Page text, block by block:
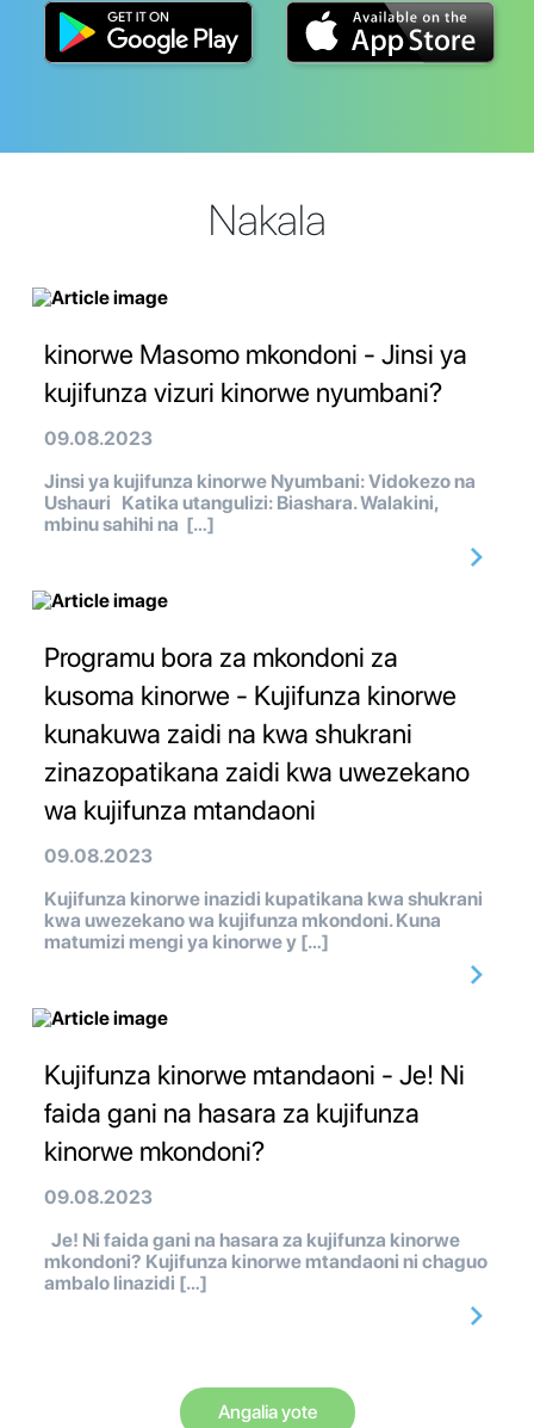
Nakala
kinorwe Masomo mkondoni - Jinsi ya
kujifunza vizuri kinorwe nyumbani?
09.08.2023
Jinsi ya kujifunza kinorwe Nyumbani: Vidokezo na
Ushauri Katika utangulizi: Biashara. Walakini,
mbinu sahihi na […]
Programu bora za mkondoni za
kusoma kinorwe - Kujifunza kinorwe
kunakuwa zaidi na kwa shukrani
zinazopatikana zaidi kwa uwezekano
wa kujifunza mtandaoni
09.08.2023
Kujifunza kinorwe inazidi kupatikana kwa shukrani
kwa uwezekano wa kujifunza mkondoni. Kuna
matumizi mengi ya kinorwe y […]
Kujifunza kinorwe mtandaoni - Je! Ni
faida gani na hasara za kujifunza
kinorwe mkondoni?
09.08.2023
Je! Ni faida gani na hasara za kujifunza kinorwe
mkondoni? Kujifunza kinorwe mtandaoni ni chaguo
ambalo linazidi […]
Angalia yote